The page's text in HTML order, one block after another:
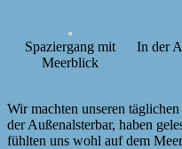
Spaziergang mit
Meerblick
In der
Wir machten unseren
der Außenalsterbar, haben
fühlten uns wohl auf dem